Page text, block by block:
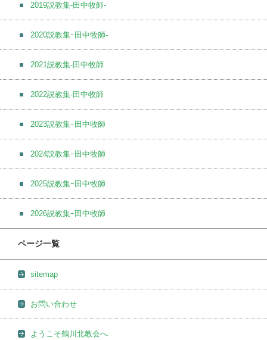
2019説教集-田中牧師-
2020説教集ｰ田中牧師-
2021説教集-田中牧師
2022説教集-田中牧師
2023説教集ｰ田中牧師
2024説教集ｰ田中牧師
2025説教集ｰ田中牧師
2026説教集ｰ田中牧師
ページ一覧
sitemap
お問い合わせ
ようこそ鶴川北教会へ